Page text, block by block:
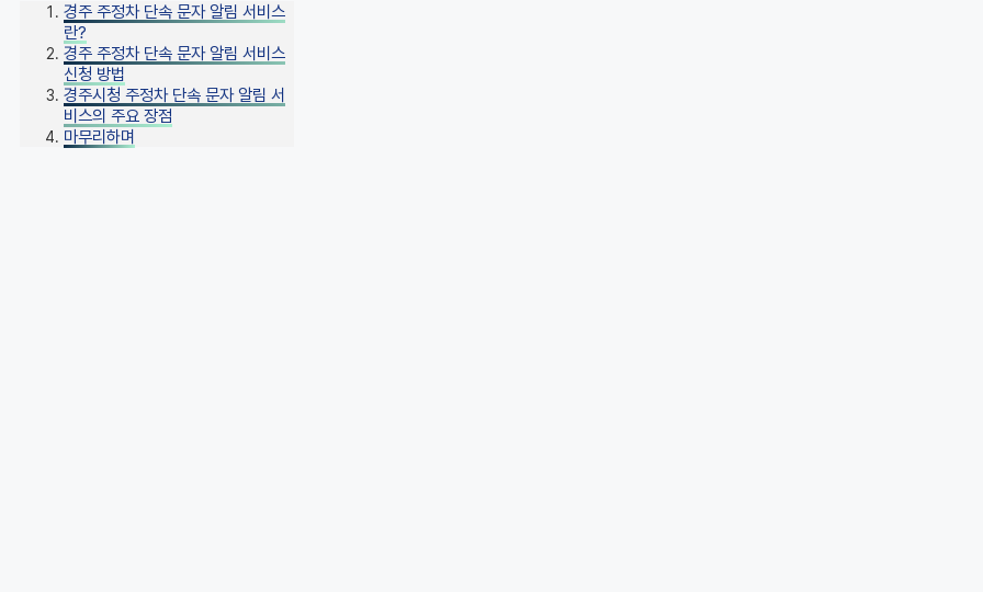
경주 주정차 단속 문자 알림 서비스
란?
경주 주정차 단속 문자 알림 서비스
신청 방법
경주시청 주정차 단속 문자 알림 서
비스의 주요 장점
마무리하며